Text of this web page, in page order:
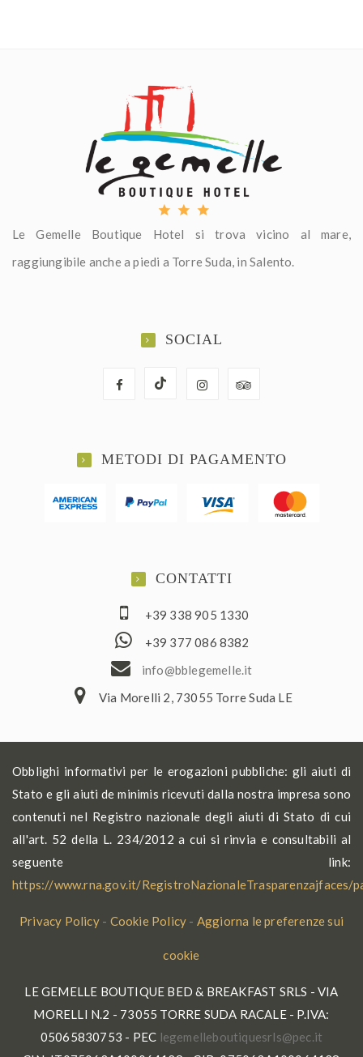
Le Gemelle Boutique Hotel si trova vicino al mare,
raggiungibile anche a piedi a Torre Suda, in Salento.
SOCIAL
METODI DI PAGAMENTO
CONTATTI
+39 338 905 1330
+39 377 086 8382
ti.el
lemeg
elbb@
ofni
Via Morelli 2, 73055 Torre Suda LE
Obblighi informativi per le erogazioni pubbliche: gli aiuti di
Stato e gli aiuti de minimis ricevuti dalla nostra impresa sono
contenuti nel Registro nazionale degli aiuti di Stato di cui
all'art. 52 della L. 234/2012 a cui si rinvia e consultabili al
seguente link:
https://www.rna.gov.it/RegistroNazionaleTrasparenzajfaces/
Privacy Policy- Cookie Policy - Aggiorna le preferenze sui
cookie
LE GEMELLE BOUTIQUE BED & BREAKFAST SRLS - VIA
MORELLI N.2 - 73055 TORRE SUDA RACALE - P.IVA:
05065830753 - PEC
ti.ce
p@slr
seuqi
tuobe
lleme
gel